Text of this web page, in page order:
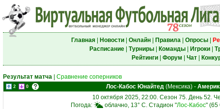
Главная| Новости| Онлайн| Правила| Опросы|
Расписание| Турниры| Команды| Игроки|
Рейтинги| Форум Чат|
Результат матча Сравнение соперников
2 0 Лос-Кабос Юнайтед (Мексика) -
10 октября 2025, 22:00. Сезон 75. День 52.
Погода:
облачно, 13° C. Стадион "Лос-Кабос" (65